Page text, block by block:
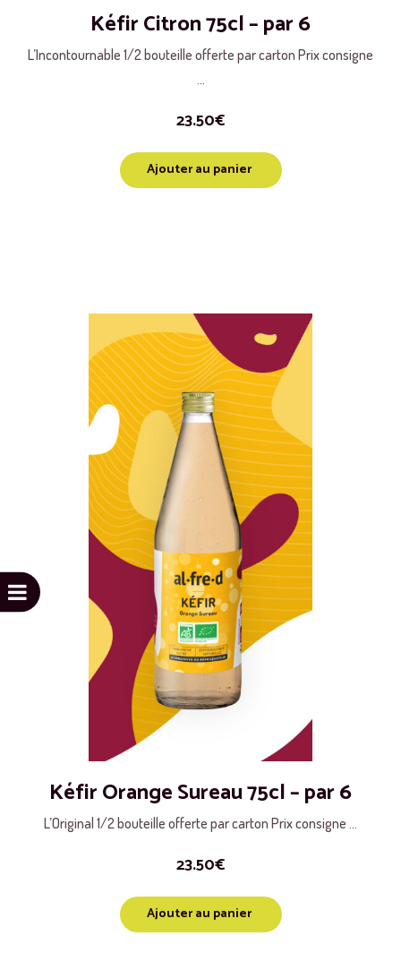
Kéfir Citron 75cl – par 6
L’Incontournable 1/2 bouteille offerte par carton Prix consigne
...
23.50€
Ajouter au panier
Kéfir Orange Sureau 75cl – par 6
L’Original 1/2 bouteille offerte par carton Prix consigne ...
23.50€
Ajouter au panier